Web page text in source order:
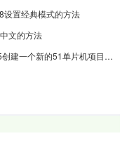
置经典模式的方法
文的方法
Keil5怎么创建一个新的51单片机项目-Keil5创建一个新的51单片机项目的方法